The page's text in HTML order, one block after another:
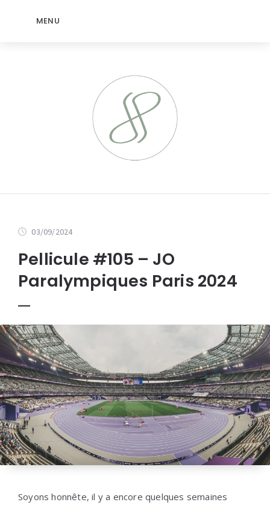
MENU
03/09/2024
Pellicule #105 – JO
Paralympiques Paris 2024
Soyons honnête, il y a encore quelques semaines